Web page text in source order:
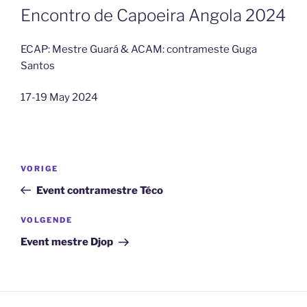
Encontro de Capoeira Angola 2024
ECAP: Mestre Guará & ACAM: contrameste Guga
Santos
17-19 May 2024
Vorig
bericht
VORIGE
Event contramestre Téco
Volgend
bericht
VOLGENDE
Event mestre Djop